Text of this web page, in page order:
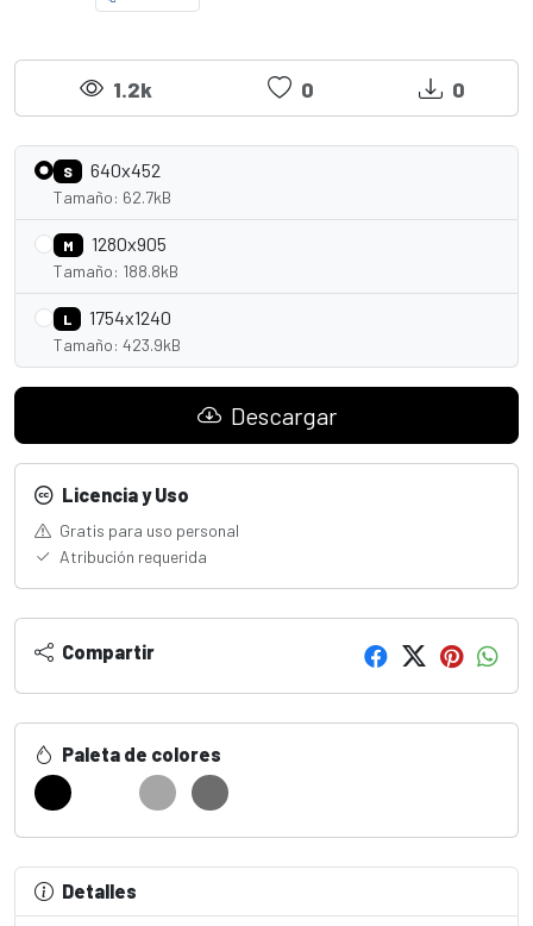
1.2k 0 0
S 640x452
Tamaño: 62.7kB
M 1280x905
Tamaño: 188.8kB
L 1754x1240
Tamaño: 423.9kB
Descargar
Licencia y Uso
Gratis para uso personal
Atribución requerida
Compartir
Paleta de colores
Detalles